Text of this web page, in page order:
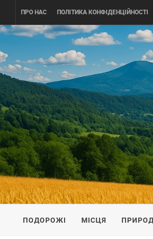
content
ПРО НАС ПОЛІТИКА КОНФІДЕНЦІЙНОСТІ
ПОДОРОЖI ПО УКРАЇНІ
ПОДОРОЖІ МІСЦЯ